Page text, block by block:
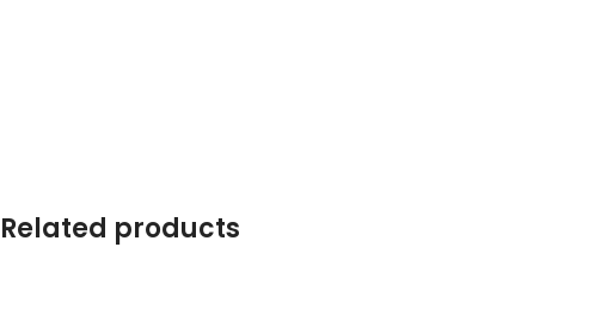
Related products